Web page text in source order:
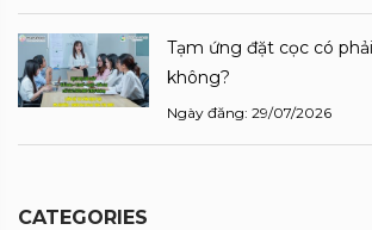
Tạm ứng đặt cọc có
không?
Ngày đăng: 29/07/2026
CATEGORIES